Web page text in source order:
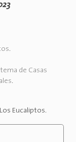
.
de Casas
.
Eucaliptos.